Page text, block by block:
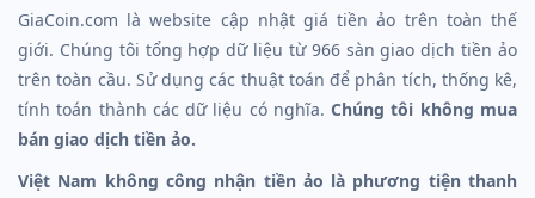
GiaCoin.com là website cập nhật giá tiền ảo trên toàn thế
giới. Chúng tôi tổng hợp dữ liệu từ 966 sàn giao dịch tiền ảo
trên toàn cầu. Sử dụng các thuật toán để phân tích, thống kê,
tính toán thành các dữ liệu có nghĩa.Chúng tôi không mua
bán giao dịch tiền ảo.
Việt Nam không công nhận tiền ảo là phương tiện thanh